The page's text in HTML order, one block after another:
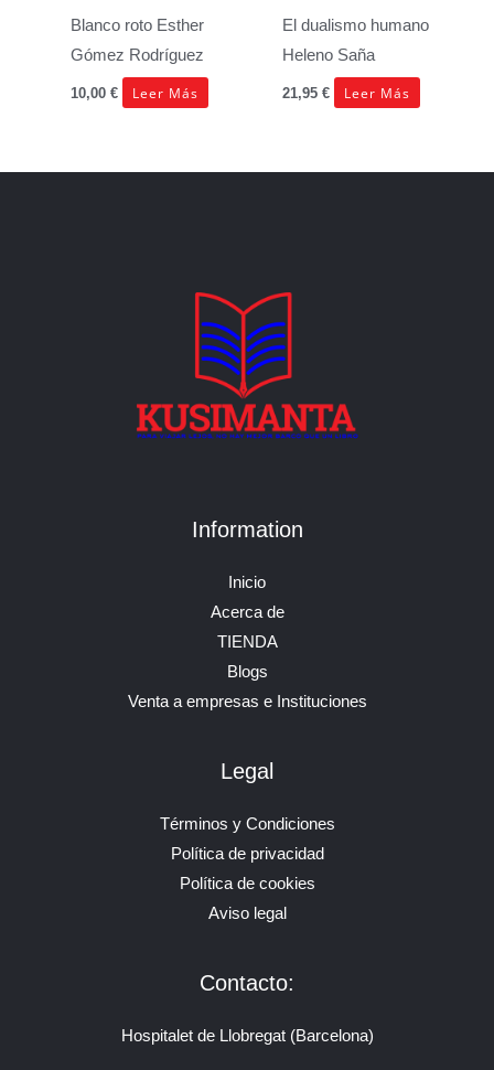
Blanco roto Esther
Gómez Rodríguez
10,00 € Leer Más
El dualismo humano
Heleno Saña
21,95 € Leer Más
Information
Inicio
Acerca de
TIENDA
Blogs
Venta a empresas e Instituciones
Legal
Términos y Condiciones
Política de privacidad
Política de cookies
Aviso legal
Contacto:
Hospitalet de Llobregat (Barcelona)